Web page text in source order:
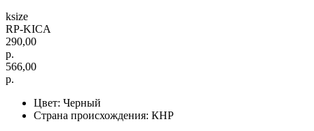
ksize
RP-KICA
290,00
р.
566,00
р.
Цвет: Черный
Страна происхождения: КНР